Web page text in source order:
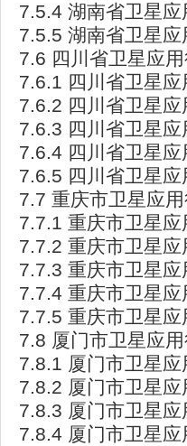
7.5.4 湖南省卫星应
7.5.5 湖南省卫星应
7.6 四川省卫星应
7.6.1 四川省卫星
7.6.2 四川省卫星
7.6.3 四川省卫星
7.6.4 四川省卫星应
7.6.5 四川省卫星应
7.7 重庆市卫星应
7.7.1 重庆市卫星
7.7.2 重庆市卫星
7.7.3 重庆市卫星
7.7.4 重庆市卫星应
7.7.5 重庆市卫星应
7.8 厦门市卫星应
7.8.1 厦门市卫星
7.8.2 厦门市卫星
7.8.3 厦门市卫星
7.8.4 厦门市卫星应